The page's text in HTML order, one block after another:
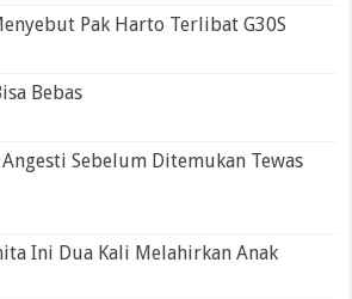
Pak Harto Terlibat G30S
Bebas
Sebelum Ditemukan Tewas
Ini Dua Kali Melahirkan Anak